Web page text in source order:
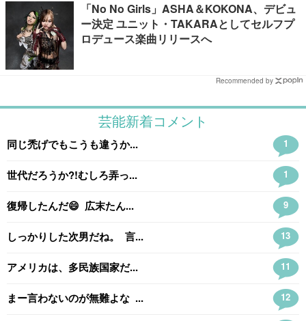
「No No Girls」ASHA＆KOKONA、デビュ
ー決定 ユニット・TAKARAとしてセルフプ
ロデュース楽曲リリースへ
Recommended by